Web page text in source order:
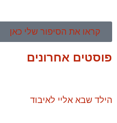
קראו את הסיפור שלי כאן
פוסטים אחרונים
הילד שבא אליי לאיבוד